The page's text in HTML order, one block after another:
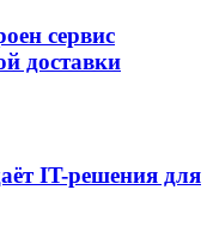
сервис
доставки
IT-решения для